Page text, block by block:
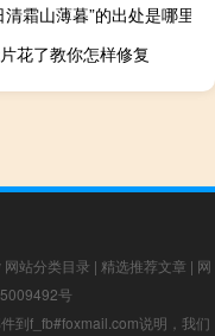
清霜山薄暮”的出处是哪里
花了教你怎样修复
网站分类目录 | 精选推荐文章 | 网
号
到f_fb#foxmail.com说明，我们